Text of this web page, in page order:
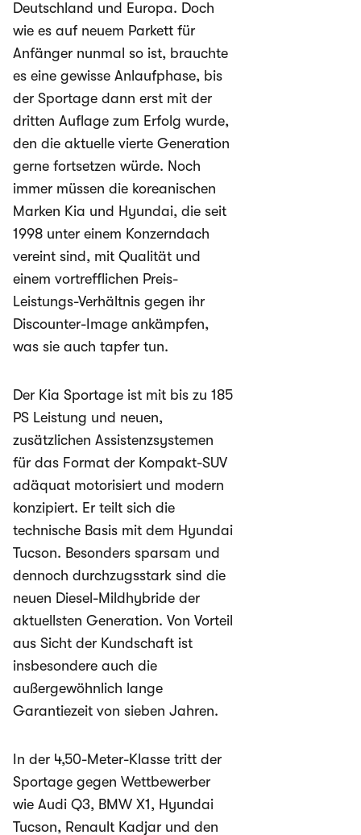
Deutschland und Europa. Doch
wie es auf neuem Parkett für
Anfänger nunmal so ist, brauchte
es eine gewisse Anlaufphase, bis
der Sportage dann erst mit der
dritten Auflage zum Erfolg wurde,
den die aktuelle vierte Generation
gerne fortsetzen würde. Noch
immer müssen die koreanischen
Marken Kia und Hyundai, die seit
1998 unter einem Konzerndach
vereint sind, mit Qualität und
einem vortrefflichen Preis-
Leistungs-Verhältnis gegen ihr
Discounter-Image ankämpfen,
was sie auch tapfer tun.
Der Kia Sportage ist mit bis zu 185
PS Leistung und neuen,
zusätzlichen Assistenzsystemen
für das Format der Kompakt-SUV
adäquat motorisiert und modern
konzipiert. Er teilt sich die
technische Basis mit dem Hyundai
Tucson. Besonders sparsam und
dennoch durchzugsstark sind die
neuen Diesel-Mildhybride der
aktuellsten Generation. Von Vorteil
aus Sicht der Kundschaft ist
insbesondere auch die
außergewöhnlich lange
Garantiezeit von sieben Jahren.
In der 4,50-Meter-Klasse tritt der
Sportage gegen Wettbewerber
wie Audi Q3, BMW X1, Hyundai
Tucson, Renault Kadjar und den